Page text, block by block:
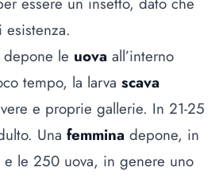
esistenza.
depone le uova all’interno
tempo, la larva scava
e proprie gallerie. In 21-25
Una femmina depone, in
le 250 uova, in genere uno